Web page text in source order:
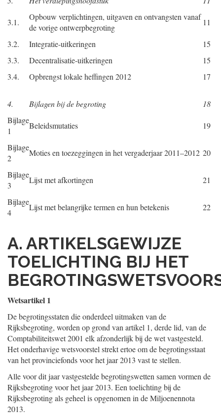
3.1.
Opbouw verplichtingen, uitgaven en ontvangsten vanaf
de vorige ontwerpbegroting
11
3.2. Integratie-uitkeringen
15
3.3.
Decentralisatie-uitkeringen
15
3.4.
Opbrengst lokale heffingen 2012 17
4. Bijlagen bij de begroting
18
Bijlage
1
Beleidsmutaties 19
Bijlage
2
Moties en toezeggingen in het vergaderjaar 2011–2012 20
Bijlage
3
Lijst met afkortingen 21
Bijlage
4
Lijst met belangrijke termen en hun betekenis 22
A. ARTIKELSGEWIJZE
TOELICHTING BIJ HET
Wetsartikel 1
De begrotingsstaten die onderdeel uitmaken van de
Rijksbegroting, worden op grond van artikel 1, derde lid, van de
Comptabiliteitswet 2001 elk afzonderlijk bij de wet vastgesteld.
Het onderhavige wetsvoorstel strekt ertoe om de begrotingsstaat
van het provinciefonds voor het jaar 2013 vast te stellen.
Alle voor dit jaar vastgestelde begrotingswetten samen vormen de
Rijksbegroting voor het jaar 2013. Een toelichting bij de
Rijksbegroting als geheel is opgenomen in de Miljoenennota
2013.